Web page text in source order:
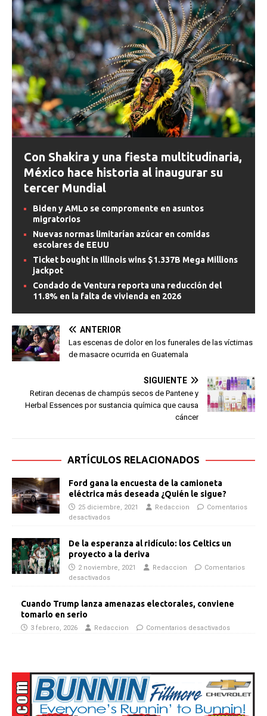
Con Shakira y una fiesta multitudinaria,
México hace historia al inaugurar su
tercer Mundial
Biden y AMLo se compromente en asuntos
migratorios
Nuevas normas limitarían azúcar en comidas
escolares de EEUU
Ticket bought in Illinois wins $1.337B Mega Millions
jackpot
Condado de Ventura reporta una reducción del
11.8% en la falta de vivienda en 2026
ANTERIOR
Las escenas de dolor en los funerales de las víctimas
de masacre ocurrida en Guatemala
SIGUIENTE
Retiran decenas de champús secos de Pantene y
Herbal Essences por sustancia química que causa
cáncer
ARTÍCULOS RELACIONADOS
Ford gana la encuesta de la camioneta
eléctrica más deseada ¿Quién le sigue?
25 diciembre, 2021 Redaccion
Comentarios
desactivados
De la esperanza al ridículo: los Celtics un
proyecto a la deriva
2 noviembre, 2021 Redaccion
Comentarios
desactivados
Cuando Trump lanza amenazas electorales, conviene
tomarlo en serio
3 febrero, 2026 Redaccion Comentarios desactivados